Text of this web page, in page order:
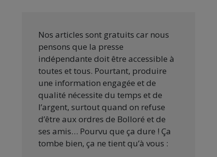
Nos articles sont gratuits car nous
pensons que la presse
indépendante doit être accessible à
toutes et tous. Pourtant, produire
une information engagée et de
qualité nécessite du temps et de
l’argent, surtout quand on refuse
d’être aux ordres de Bolloré et de
ses amis… Pourvu que ça dure ! Ça
tombe bien, ça ne tient qu’à vous :